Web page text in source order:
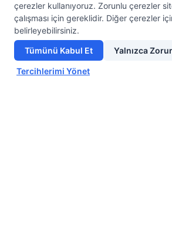
Alabileceğiniz En Anlamlı
22 Haziran 2026
Öğretmenler, geleceğin
oynayan ve hayatımızda iz bırakan en
biridir. Her yıl 24 Kasım'da kutlanan
çerezler kullanıyoruz. Zorunlu çerezler
çalışması için gereklidir. Diğer çerezler
belirleyebilirsiniz.
Tümünü Kabul Et
Yalnızca
Tercihlerimi Yönet